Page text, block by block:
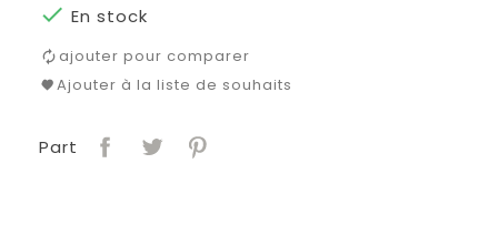
 En stock
ajouter pour comparer
Ajouter à la liste de souhaits
Part